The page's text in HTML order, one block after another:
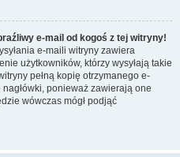
e-mail od kogoś z tej witryny!
e-maili witryny zawiera
użytkowników, którzy wysyłają takie
pełną kopię otrzymanego e-
ponieważ zawierają one
wówczas mógł podjąć